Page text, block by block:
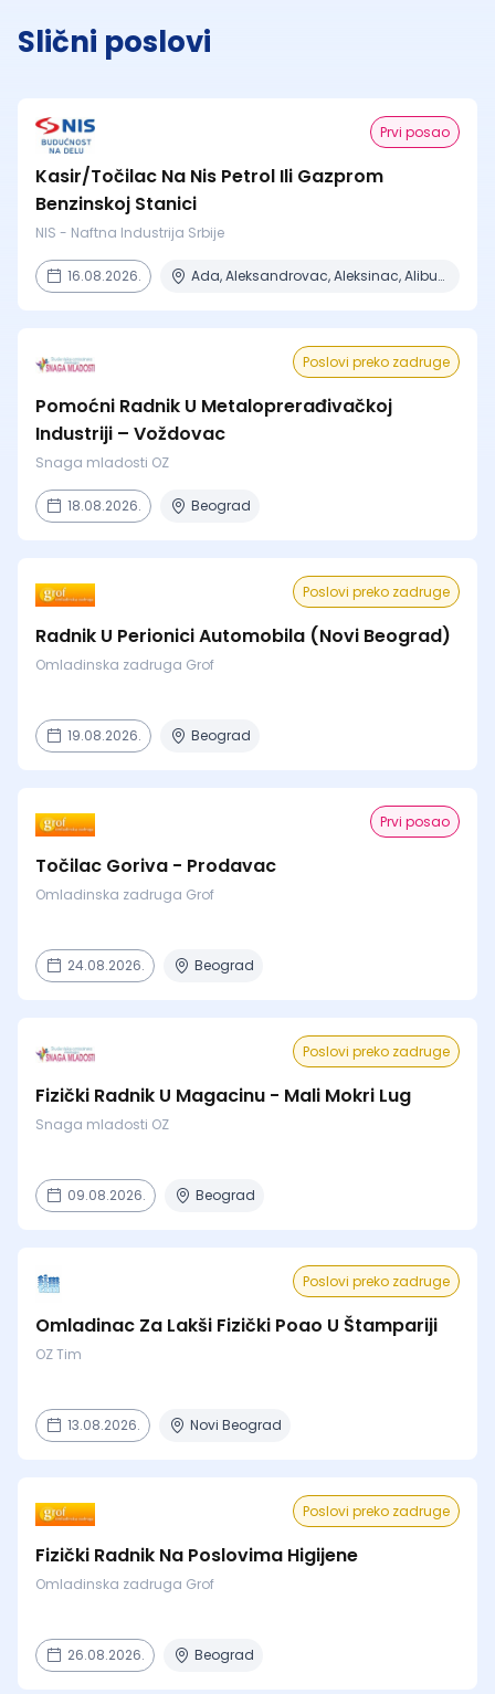
Slični poslovi
Prvi posao
Kasir/Točilac Na Nis Petrol Ili Gazprom
Benzinskoj Stanici
NIS - Naftna Industrija Srbije
16.08.2026. Ada, Aleksandrovac, Aleksinac, Alibunar, Apatin + 206 mesta
Poslovi preko zadruge
Pomoćni Radnik U Metaloprerađivačkoj
Industriji – Voždovac
Snaga mladosti OZ
18.08.2026. Beograd
Poslovi preko zadruge
Radnik U Perionici Automobila (Novi Beograd)
Omladinska zadruga Grof
19.08.2026. Beograd
Prvi posao
Točilac Goriva - Prodavac
Omladinska zadruga Grof
24.08.2026. Beograd
Poslovi preko zadruge
Fizički Radnik U Magacinu - Mali Mokri Lug
Snaga mladosti OZ
09.08.2026. Beograd
Poslovi preko zadruge
Omladinac Za Lakši Fizički Poao U Štampariji
OZ Tim
13.08.2026. Novi Beograd
Poslovi preko zadruge
Fizički Radnik Na Poslovima Higijene
Omladinska zadruga Grof
26.08.2026. Beograd